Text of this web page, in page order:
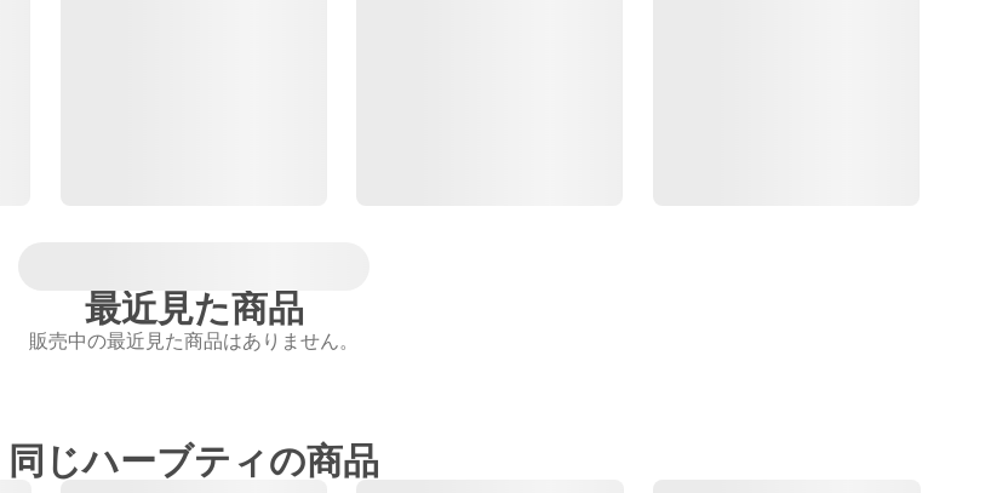
最近見た商品
販売中の最近見た商品はありません。
同じハーブティの商品